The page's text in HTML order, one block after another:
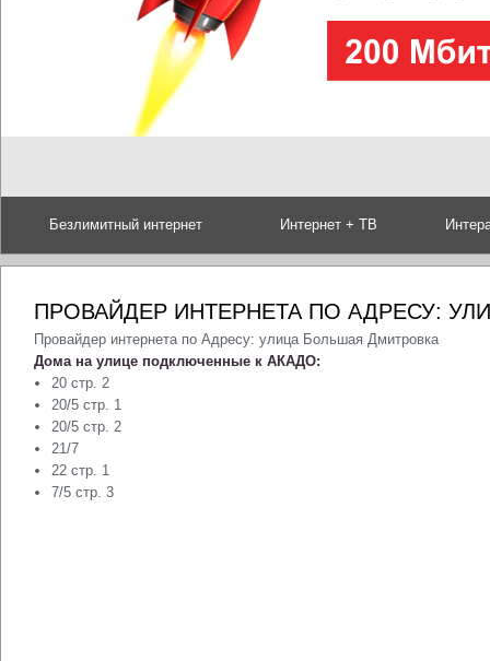
Безлимитный интернет Интернет + ТВ
ПРОВАЙДЕР ИНТЕРНЕТА ПО АДРЕСУ:
Провайдер интернета по Адресу: улица Большая Дмитровка
Дома на улице подключенные к АКАДО:
20 стр. 2
20/5 стр. 1
20/5 стр. 2
21/7
22 стр. 1
7/5 стр. 3